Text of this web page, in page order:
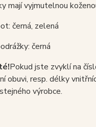
mají vyjmutelnou
černá, zelená
černá
Pokud jste zvyklí na
obuvi, resp. délky
výrobce.